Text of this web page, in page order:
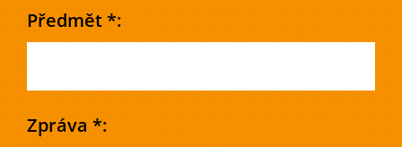
Předmět *:
Zpráva *: